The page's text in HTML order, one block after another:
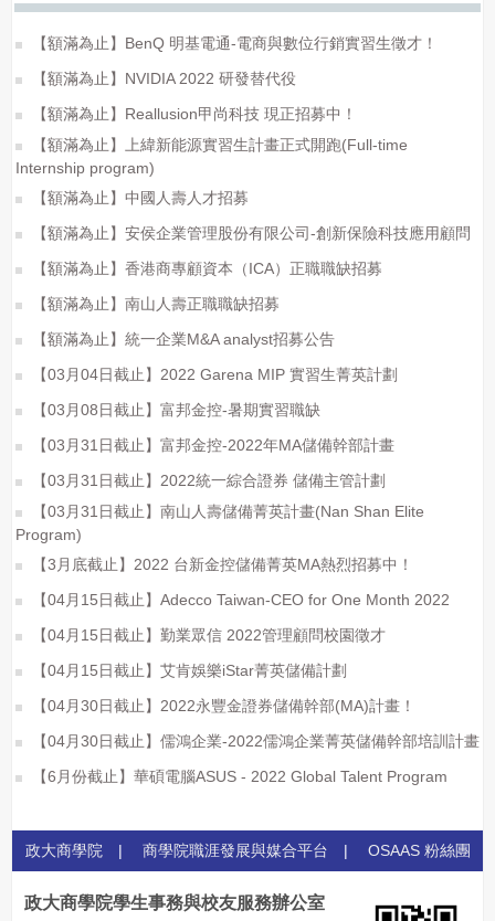
【額滿為止】BenQ 明基電通-電商與數位行銷實習生徵才！
【額滿為止】NVIDIA 2022 研發替代役
【額滿為止】Reallusion甲尚科技 現正招募中！
【額滿為止】上緯新能源實習生計畫正式開跑(Full-time
Internship program)
【額滿為止】中國人壽人才招募
【額滿為止】安侯企業管理股份有限公司-創新保險科技應用顧問
【額滿為止】香港商專顧資本（ICA）正職職缺招募
【額滿為止】南山人壽正職職缺招募
【額滿為止】統一企業M&A analyst招募公告
【03月04日截止】2022 Garena MIP 實習生菁英計劃
【03月08日截止】富邦金控-暑期實習職缺
【03月31日截止】富邦金控-2022年MA儲備幹部計畫
【03月31日截止】2022統一綜合證券 儲備主管計劃
【03月31日截止】南山人壽儲備菁英計畫(Nan Shan Elite
Program)
【3月底截止】2022 台新金控儲備菁英MA熱烈招募中！
【04月15日截止】Adecco Taiwan-CEO for One Month 2022
【04月15日截止】勤業眾信 2022管理顧問校園徵才
【04月15日截止】艾肯娛樂iStar菁英儲備計劃
【04月30日截止】2022永豐金證券儲備幹部(MA)計畫！
【04月30日截止】儒鴻企業-2022儒鴻企業菁英儲備幹部培訓計畫
【6月份截止】華碩電腦ASUS - 2022 Global Talent Program
政大商學院 | 商學院職涯發展與媒合平台 | OSAAS 粉絲團
政大商學院學生事務與校友服務辦公室